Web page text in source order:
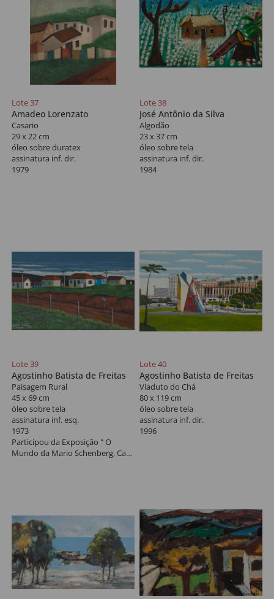
Lote 37
Amadeo Lorenzato
Casario
29 x 22 cm
óleo sobre duratex
assinatura inf. dir.
1979
Lote 38
José Antônio da Silva
Algodão
23 x 37 cm
óleo sobre tela
assinatura inf. dir.
1984
Lote 39
Agostinho Batista de Freitas
Paisagem Rural
45 x 69 cm
óleo sobre tela
assinatura inf. esq.
1973
Participou da Exposição " O
Mundo da Mario Schenberg, Casa
Lote 40
Agostinho Batista de Freitas
Viaduto do Chá
80 x 119 cm
óleo sobre tela
assinatura inf. dir.
1996